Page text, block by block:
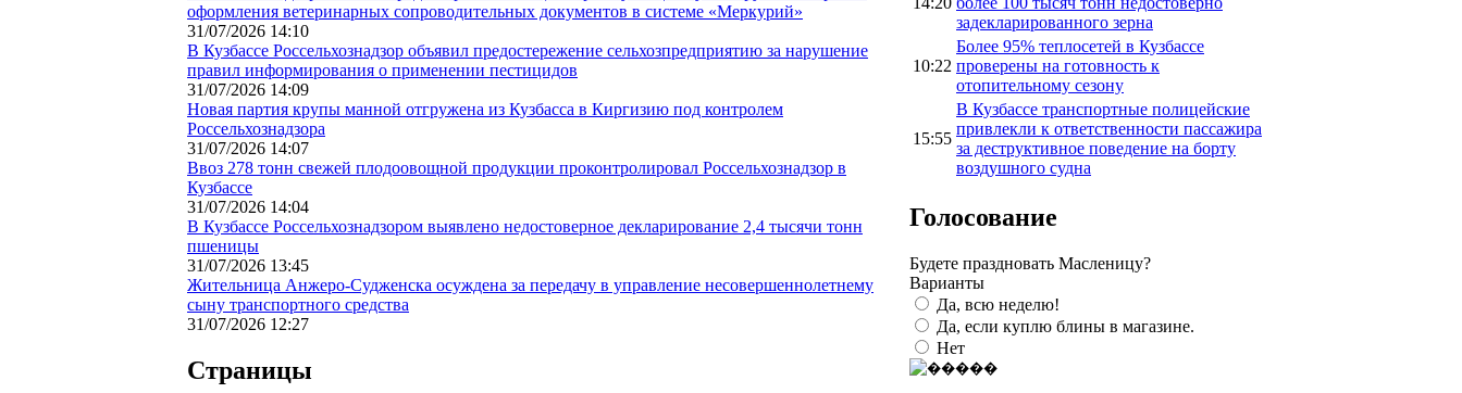
оформления ветеринарных сопроводительных документов в системе «Меркурий»
31/07/2026 14:10
В Кузбассе Россельхознадзор объявил предостережение сельхозпредприятию за нарушение
правил информирования о применении пестицидов
31/07/2026 14:09
Новая партия крупы манной отгружена из Кузбасса в Киргизию под контролем
Россельхознадзора
31/07/2026 14:07
Ввоз 278 тонн свежей плодоовощной продукции проконтролировал Россельхознадзор в
Кузбассе
31/07/2026 14:04
В Кузбассе Россельхознадзором выявлено недостоверное декларирование 2,4 тысячи тонн
пшеницы
31/07/2026 13:45
Жительница Анжеро-Судженска осуждена за передачу в управление несовершеннолетнему
сыну транспортного средства
31/07/2026 12:27
Страницы
задекларированного зерна
10:22
Более 95% теплосетей в Кузбассе
проверены на готовность к
отопительному сезону
15:55
В Кузбассе транспортные полицейские
привлекли к ответственности пассажира
за деструктивное поведение на борту
воздушного судна
Голосование
Будете праздновать Масленицу?
Варианты
Да, всю неделю!
Да, если куплю блины в магазине.
Нет